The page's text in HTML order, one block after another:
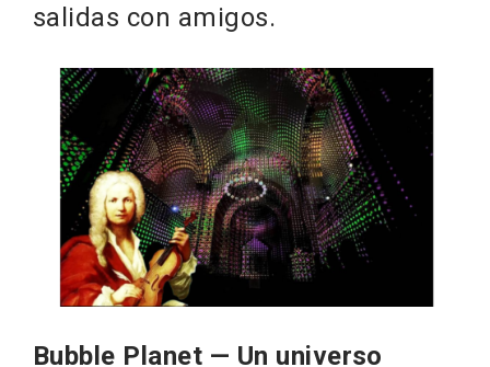
salidas con amigos.
Bubble Planet — Un universo